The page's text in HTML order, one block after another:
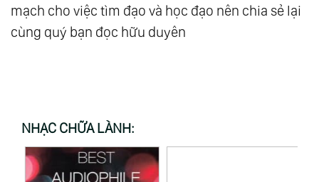
mạch cho việc tìm đạo và học đạo nên chia sẻ lại
cùng quý bạn đọc hữu duyên
NHẠC CHỮA LÀNH: